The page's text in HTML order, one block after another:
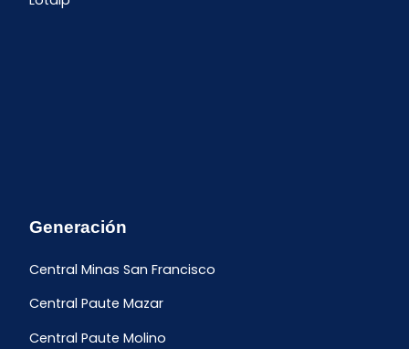
Generación
Central Minas San Francisco
Central Paute Mazar
Central Paute Molino